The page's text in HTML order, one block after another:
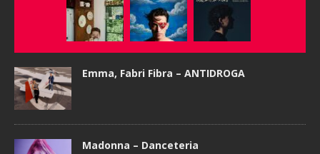
Emma, Fabri Fibra – ANTIDROGA
Madonna – Danceteria